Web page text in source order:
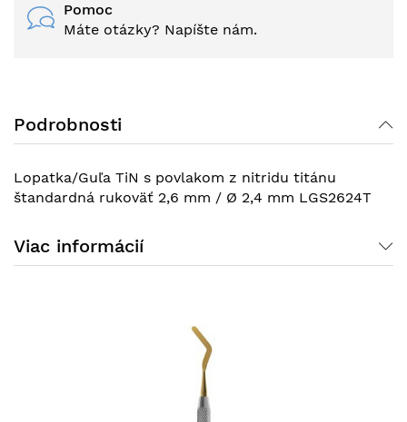
Pomoc
Máte otázky? Napíšte nám.
Podrobnosti
Lopatka/Guľa TiN s povlakom z nitridu titánu
štandardná rukoväť 2,6 mm / Ø 2,4 mm LGS2624T
Viac informácií